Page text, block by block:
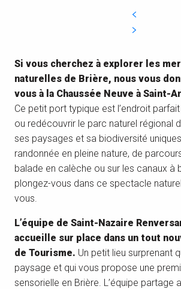
Artisanat de Brière
Si vous cherchez à explorer les
naturelles de Brière, nous vous
vous à la Chaussée Neuve à Saint-
Ce petit port typique est l’endroit
ou redécouvrir le parc naturel régional
ses paysages et sa biodiversité
randonnée en pleine nature, de
balade en calèche ou sur les canaux à
plongez-vous dans ce spectacle
vous.
L’équipe de Saint-Nazaire
accueille sur place dans un tout
de Tourisme. Un petit lieu surprenant
paysage et qui vous propose une
sensorielle en Brière. L’équipe partage